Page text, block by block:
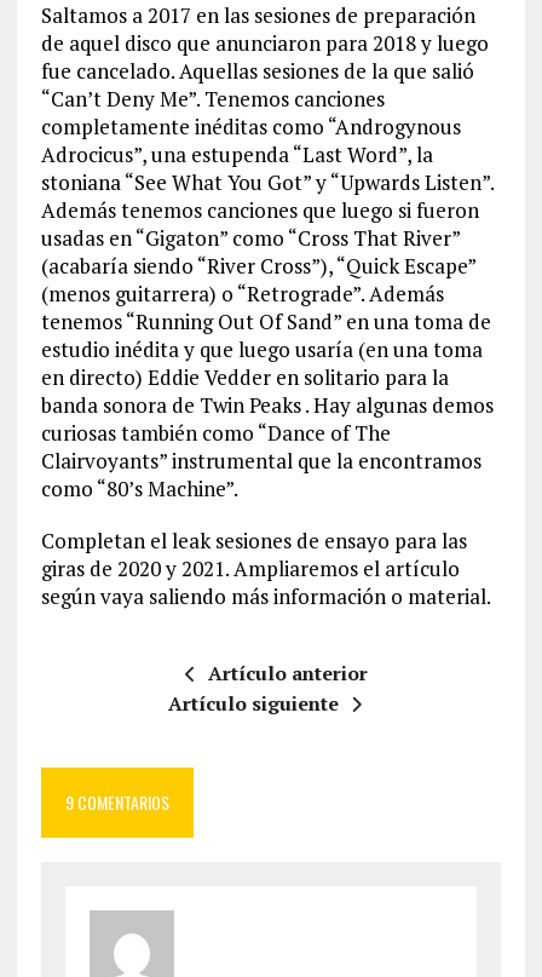
Saltamos a 2017 en las sesiones de preparación
de aquel disco que anunciaron para 2018 y luego
fue cancelado. Aquellas sesiones de la que salió
“Can’t Deny Me”. Tenemos canciones
completamente inéditas como “Androgynous
Adrocicus”, una estupenda “Last Word”, la
stoniana “See What You Got” y “Upwards Listen”.
Además tenemos canciones que luego si fueron
usadas en “Gigaton” como “Cross That River”
(acabaría siendo “River Cross”), “Quick Escape”
(menos guitarrera) o “Retrograde”. Además
tenemos “Running Out Of Sand” en una toma de
estudio inédita y que luego usaría (en una toma
en directo) Eddie Vedder en solitario para la
banda sonora de Twin Peaks . Hay algunas demos
curiosas también como “Dance of The
Clairvoyants” instrumental que la encontramos
como “80’s Machine”.
Completan el leak sesiones de ensayo para las
giras de 2020 y 2021. Ampliaremos el artículo
según vaya saliendo más información o material.
Artículo anterior
Artículo siguiente
9 COMENTARIOS